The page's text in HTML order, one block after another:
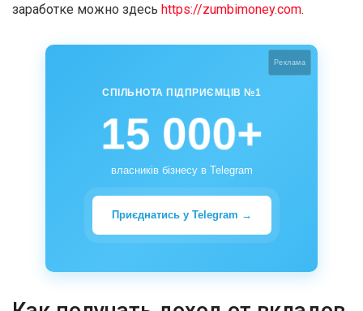
заработке можно здесь https://zumbimoney.com.
Реклама
СПІЛЬНОТА ПІДПРИЄМЦІВ №1
15 000+
власників бізнесу в Telegram
Приєднатись у Telegram →